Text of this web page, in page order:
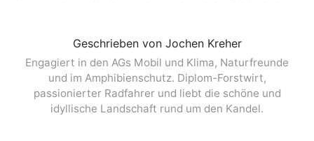
Geschrieben von Jochen Kreher
Engagiert in den AGs Mobil und Klima, Naturfreunde
und im Amphibienschutz. Diplom-Forstwirt,
passionierter Radfahrer und liebt die schöne und
idyllische Landschaft rund um den Kandel.